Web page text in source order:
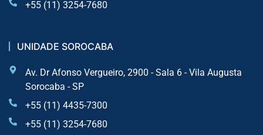
+55 (11) 3254-7680
UNIDADE SOROCABA
Av. Dr Afonso Vergueiro, 2900 - Sala 6 - Vila Augusta
Sorocaba - SP
+55 (11) 4435-7300
+55 (11) 3254-7680